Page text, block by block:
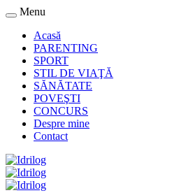
Menu
Acasă
PARENTING
SPORT
STIL DE VIAŢĂ
SĂNĂTATE
POVEŞTI
CONCURS
Despre mine
Contact